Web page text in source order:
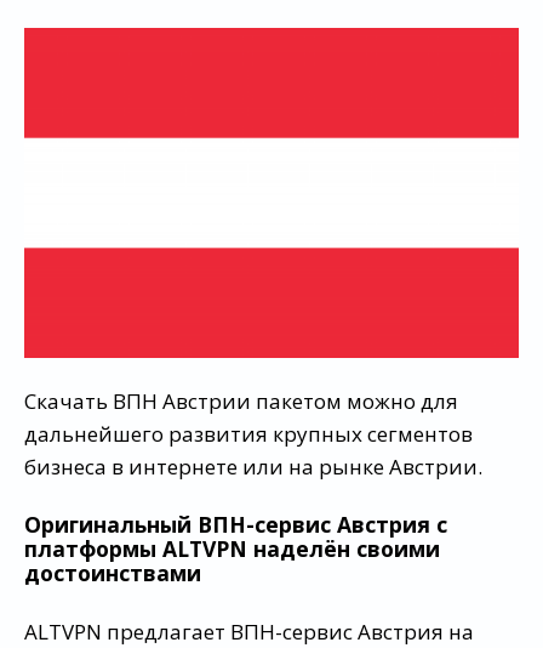
Скачать ВПН Австрии пакетом можно для
дальнейшего развития крупных сегментов
бизнеса в интернете или на рынке Австрии.
Оригинальный ВПН-сервис Австрия с
платформы ALTVPN наделён своими
достоинствами
ALTVPN предлагает ВПН-сервис Австрия на